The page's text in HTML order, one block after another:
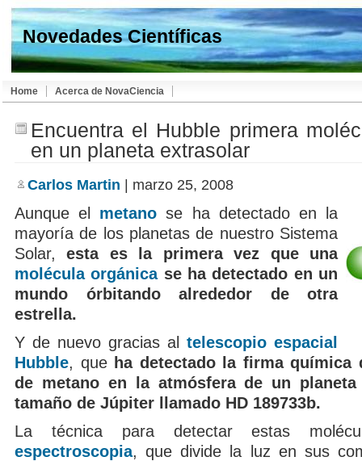
Novedades Científicas
Home Acerca de NovaCiencia
Encuentra el Hubble primera
en un planeta extrasolar
Carlos Martin | marzo 25, 2008
Aunque el metano se ha detectado en la
mayoría de los planetas de nuestro Sistema
Solar,esta es la primera vez que una
molécula orgánicase ha detectado en un
mundo órbitando alrededor de otra
estrella.
Y de nuevo gracias al telescopio espacial
Hubble, que ha detectado la firma química
de metano en la atmósfera de un
tamaño de Júpiter llamado HD 189733b.
La técnica para detectar estas
espectroscopia, que divide la luz en sus